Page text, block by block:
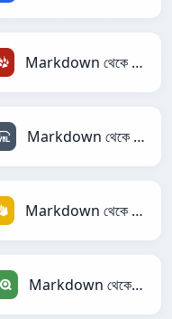
Markdown থেকে TracWiki
Markdown থেকে YAML
Markdown থেকে Firebase
Markdown থেকে Qlik